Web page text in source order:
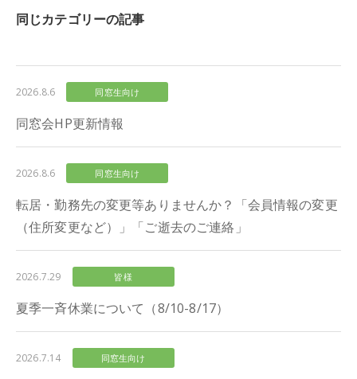
同じカテゴリーの記事
2026.8.6 同窓生向け
同窓会HP更新情報
2026.8.6 同窓生向け
転居・勤務先の変更等ありませんか？「会員情報の変更
（住所変更など）」「ご逝去のご連絡」
2026.7.29 皆様
夏季一斉休業について（8/10-8/17）
2026.7.14 同窓生向け